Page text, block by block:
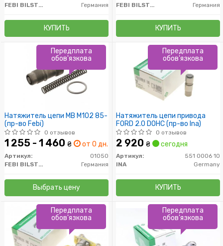
FEBI BILSTEIN
Германия
КУПИТЬ
FEBI BILSTEIN
Германия
КУПИТЬ
Натяжитель цепи MB M102 85-
(пр-во Febi)
0 отзывов
1 255 - 1 460 ₴ от 0 дн.
Артикул:
01050
FEBI BILSTEIN
Германия
Выбрать цену
Передплата
обов'язкова
Натяжитель цепи привода
FORD 2.0 DOHC (пр-во Ina)
0 отзывов
2 920 ₴ сегодня
Артикул:
551 0006 10
INA
Germany
КУПИТЬ
Передплата
обов'язкова
Передплата
обов'язкова
Передплата
обов'язкова